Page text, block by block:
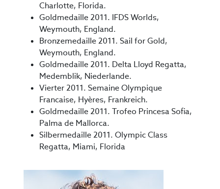
Charlotte, Florida.
Goldmedaille 2011. IFDS Worlds,
Weymouth, England.
Bronzemedaille 2011. Sail for Gold,
Weymouth, England.
Goldmedaille 2011. Delta Lloyd Regatta,
Medemblik, Niederlande.
Vierter 2011. Semaine Olympique
Francaise, Hyères, Frankreich.
Goldmedaille 2011. Trofeo Princesa Sofia,
Palma de Mallorca.
Silbermedaille 2011. Olympic Class
Regatta, Miami, Florida